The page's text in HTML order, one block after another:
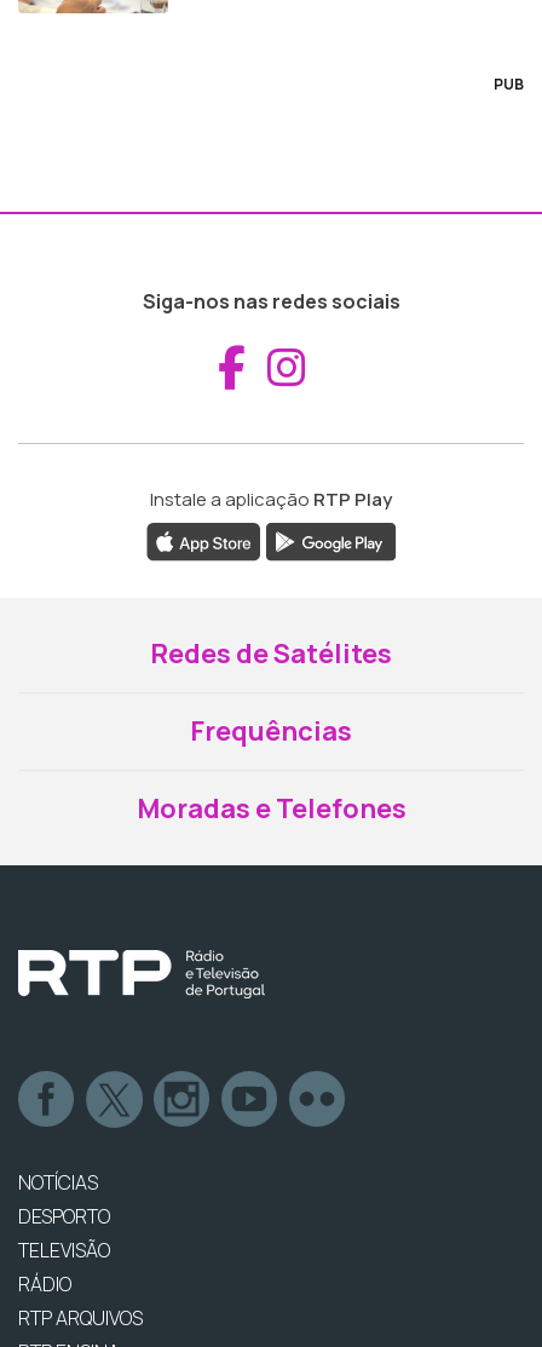
PUB
Siga-nos nas redes sociais
Aceder ao
Instale a aplicação RTP Play
Redes de Satélites
Frequências
Moradas e Telefones
NOTÍCIAS
DESPORTO
TELEVISÃO
RÁDIO
RTP ARQUIVOS